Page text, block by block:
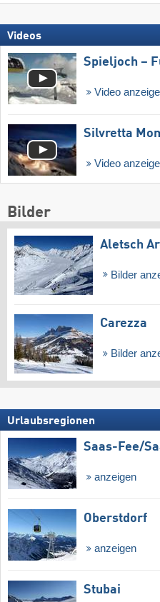
Videos
Spieljoch –
Video
Silvretta
Video
Bilder
Aletsch
Bilder
Carezza
Bilder
Urlaubsregionen
Saas-Fee/​
anzeigen
Oberstdorf
anzeigen
Stubai